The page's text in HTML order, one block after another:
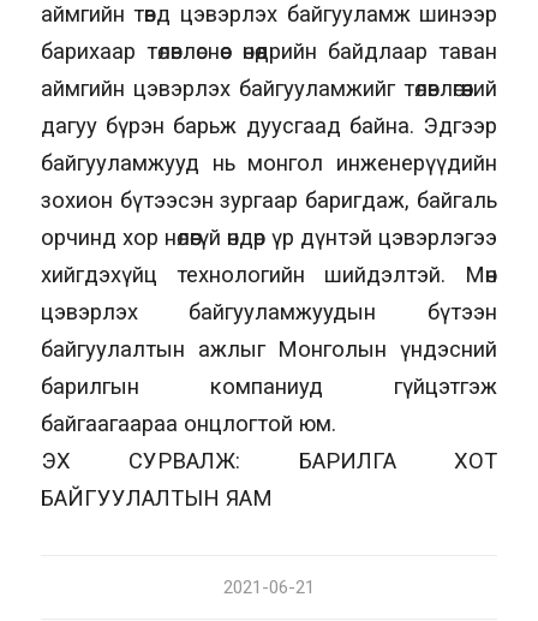
аймгийн төвд цэвэрлэх байгууламж шинээр
барихаар төлөвлөснөөс өнөөдрийн байдлаар таван
аймгийн цэвэрлэх байгууламжийг төлөвлөгөөний
дагуу бүрэн барьж дуусгаад байна. Эдгээр
байгууламжууд нь монгол инженерүүдийн
зохион бүтээсэн зургаар баригдаж, байгаль
орчинд хор нөлөөгүй өндөр үр дүнтэй цэвэрлэгээ
хийгдэхүйц технологийн шийдэлтэй. Мөн
цэвэрлэх байгууламжуудын бүтээн
байгуулалтын ажлыг Монголын үндэсний
барилгын компаниуд гүйцэтгэж
байгаагаараа онцлогтой юм.
ЭХ СУРВАЛЖ: БАРИЛГА ХОТ
БАЙГУУЛАЛТЫН ЯАМ
2021-06-21